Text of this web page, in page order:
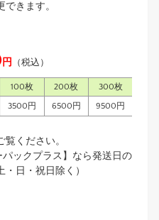
きます。
円 （税込）
100枚 200枚 300枚
3500円 6500円 9500円
覧ください。
ックプラス】なら発送日の
日・祝日除く）